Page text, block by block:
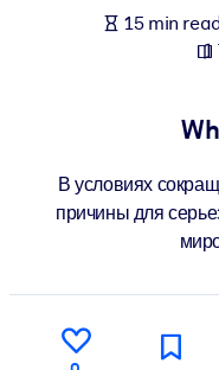
outputs.
15 min
В условиях
причины для